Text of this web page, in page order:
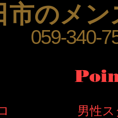
市のメ
059-340-
男性